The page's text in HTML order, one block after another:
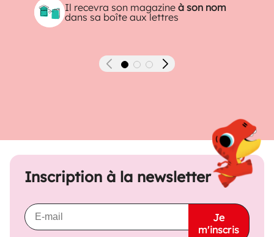
Il recevra son magazineà son nom
dans sa boîte aux lettres
Précédent Suivant
Inscription à la newsletter
Je
m'inscris